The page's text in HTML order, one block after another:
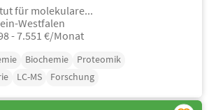
für molekulare...
Westfalen
- 7.551 €/Monat
Biochemie
Proteomik
LC-MS Forschung